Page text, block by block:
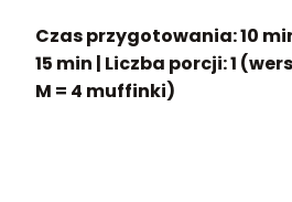
Czas przygotowania:10
15 min | Liczba porcji:1
M = 4 muffinki)